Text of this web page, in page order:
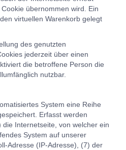
übernommen wird. Ein
virtuellen Warenkorb gelegt
des genutzten
jederzeit über einen
die betroffene Person die
nutzbar.
System eine Reihe
Erfasst werden
Internetseite, von welcher ein
System auf unserer
Adresse (IP-Adresse), (7) der